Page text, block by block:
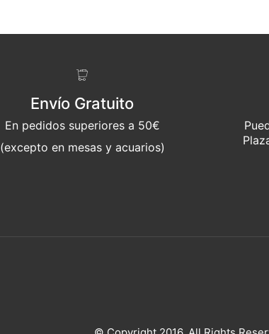
Envío Gratuito
En pedidos superiores a 50€
(excepto en mesas y acuarios)